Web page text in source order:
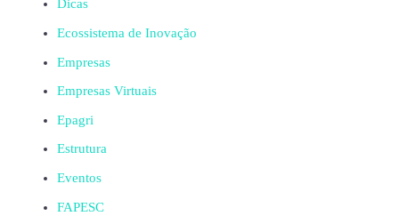
Dicas
Ecossistema de Inovação
Empresas
Empresas Virtuais
Epagri
Estrutura
Eventos
FAPESC